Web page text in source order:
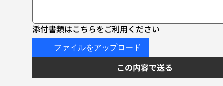
添付書類はこちらをご利用ください
ファイルをアップロード
この内容で送る